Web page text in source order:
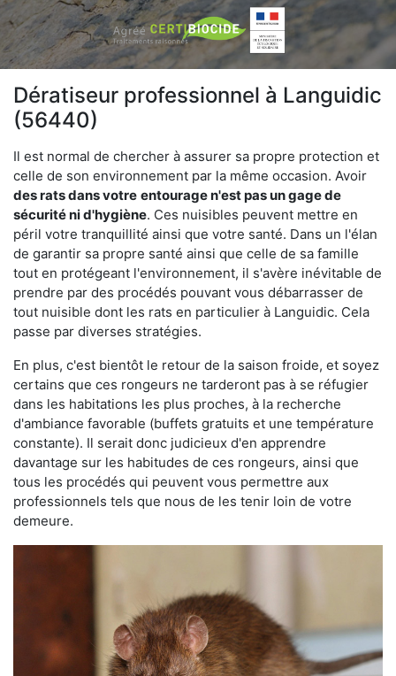
Dératiseur professionnel à Languidic
(56440)
Il est normal de chercher à assurer sa propre protection et
celle de son environnement par la même occasion. Avoir
des rats dans votre entourage n'est pas un gage de
sécurité ni d'hygiène. Ces nuisibles peuvent mettre en
péril votre tranquillité ainsi que votre santé. Dans un l'élan
de garantir sa propre santé ainsi que celle de sa famille
tout en protégeant l'environnement, il s'avère inévitable de
prendre par des procédés pouvant vous débarrasser de
tout nuisible dont les rats en particulier à Languidic. Cela
passe par diverses stratégies.
En plus, c'est bientôt le retour de la saison froide, et soyez
certains que ces rongeurs ne tarderont pas à se réfugier
dans les habitations les plus proches, à la recherche
d'ambiance favorable (buffets gratuits et une température
constante). Il serait donc judicieux d'en apprendre
davantage sur les habitudes de ces rongeurs, ainsi que
tous les procédés qui peuvent vous permettre aux
professionnels tels que nous de les tenir loin de votre
demeure.